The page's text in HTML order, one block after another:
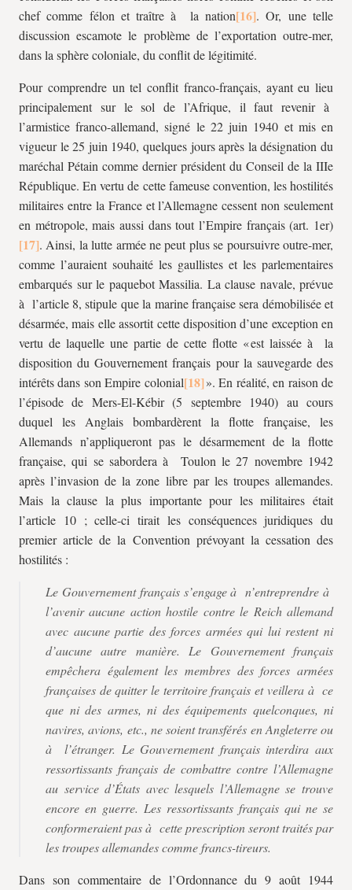
chef comme félon et traître à la nation
. Or, une telle
discussion escamote le problème de l’exportation outre-mer,
dans la sphère coloniale, du conflit de légitimité.
Pour comprendre un tel conflit franco-français, ayant eu lieu
principalement sur le sol de l’Afrique, il faut revenir à
l’armistice franco-allemand, signé le 22 juin 1940 et mis en
vigueur le 25 juin 1940, quelques jours après la désignation du
maréchal Pétain comme dernier président du Conseil de la IIIe
République. En vertu de cette fameuse convention, les hostilités
militaires entre la France et l’Allemagne cessent non seulement
en métropole, mais aussi dans tout l’Empire français (art. 1er)
. Ainsi, la lutte armée ne peut plus se poursuivre outre-mer,
comme l’auraient souhaité les gaullistes et les parlementaires
embarqués sur le paquebot Massilia. La clause navale, prévue
à l’article 8, stipule que la marine française sera démobilisée et
désarmée, mais elle assortit cette disposition d’une exception en
vertu de laquelle une partie de cette flotte « est laissée à la
disposition du Gouvernement français pour la sauvegarde des
intérêts dans son Empire colonial
». En réalité, en raison de
l’épisode de Mers-El-Kébir (5 septembre 1940) au cours
duquel les Anglais bombardèrent la flotte française, les
Allemands n’appliqueront pas le désarmement de la flotte
française, qui se sabordera à Toulon le 27 novembre 1942
après l’invasion de la zone libre par les troupes allemandes.
Mais la clause la plus importante pour les militaires était
l’article 10 ; celle-ci tirait les conséquences juridiques du
premier article de la Convention prévoyant la cessation des
hostilités :
Le Gouvernement français s’engage à n’entreprendre à
l’avenir aucune action hostile contre le Reich allemand
avec aucune partie des forces armées qui lui restent ni
d’aucune autre manière. Le Gouvernement français
empêchera également les membres des forces armées
françaises de quitter le territoire français et veillera à ce
que ni des armes, ni des équipements quelconques, ni
navires, avions, etc., ne soient transférés en Angleterre ou
à l’étranger. Le Gouvernement français interdira aux
ressortissants français de combattre contre l’Allemagne
au service d’États avec lesquels l’Allemagne se trouve
encore en guerre. Les ressortissants français qui ne se
conformeraient pas à cette prescription seront traités par
les troupes allemandes comme francs-tireurs.
Dans son commentaire de l’Ordonnance du 9 août 1944